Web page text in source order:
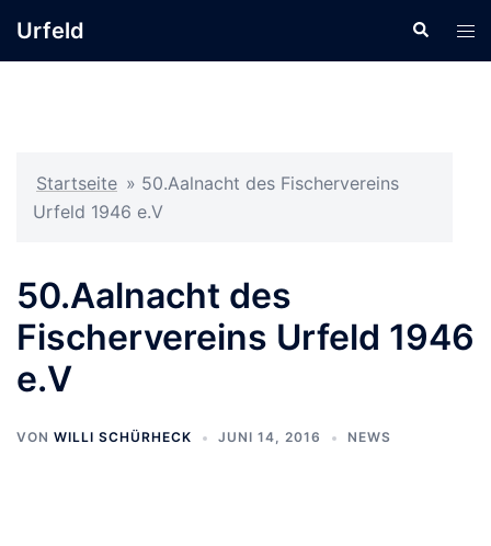
InhaltUrfeld Suche
Startseite » 50.Aalnacht des Fischervereins
Urfeld 1946 e.V
50.Aalnacht des
Fischervereins Urfeld 1946
e.V
VON WILLI SCHÜRHECK JUNI 14, 2016 NEWS